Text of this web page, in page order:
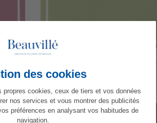
Serviette Bicolore - Prairie/Anis